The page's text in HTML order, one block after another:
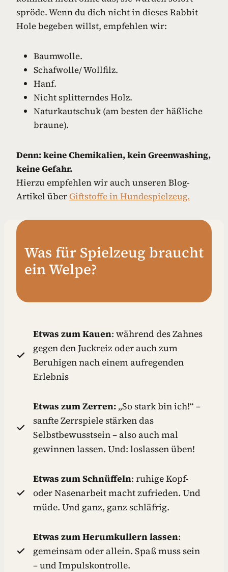
spröde. Wenn du dich nicht in dieses Rabbit
Hole begeben willst, empfehlen wir:
Baumwolle.
Schafwolle/ Wollfilz.
Hanf.
Nicht splitterndes Holz.
Naturkautschuk (am besten der häßliche
braune).
Denn: keine Chemikalien, kein Greenwashing,
keine Gefahr.
Hierzu empfehlen wir auch unseren Blog-
Artikel überGiftstoffe in Hundespielzeug.
Was für Spielzeug braucht
ein Welpe?
Etwas zum Kauen: während des Zahnes
gegen den Juckreiz oder auch zum
Beruhigen nach einem aufregenden
Erlebnis
Etwas zum Zerren:„So stark bin ich!“ –
sanfte Zerrspiele stärken das
Selbstbewusstsein – also auch mal
gewinnen lassen. Und: loslassen üben!
Etwas zum Schnüffeln: ruhige Kopf-
oder Nasenarbeit macht zufrieden. Und
müde. Und ganz, ganz schläfrig.
Etwas zum Herumkullern lassen:
gemeinsam oder allein. Spaß muss sein
– und Impulskontrolle.